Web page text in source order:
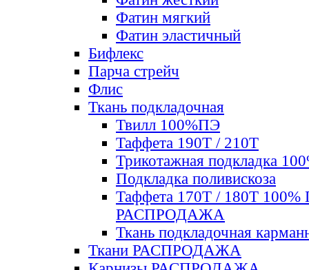
Фатин мягкий
Фатин элаcтичный
Бифлекс
Парча стрейч
Флис
Ткань подкладочная
Твилл 100%ПЭ
Таффета 190Т / 210Т
Трикотажная подкладка
Подкладка поливискоза
Таффета 170Т / 180Т 100%
РАСПРОДАЖА
Ткань подкладочная
Ткани РАСПРОДАЖА